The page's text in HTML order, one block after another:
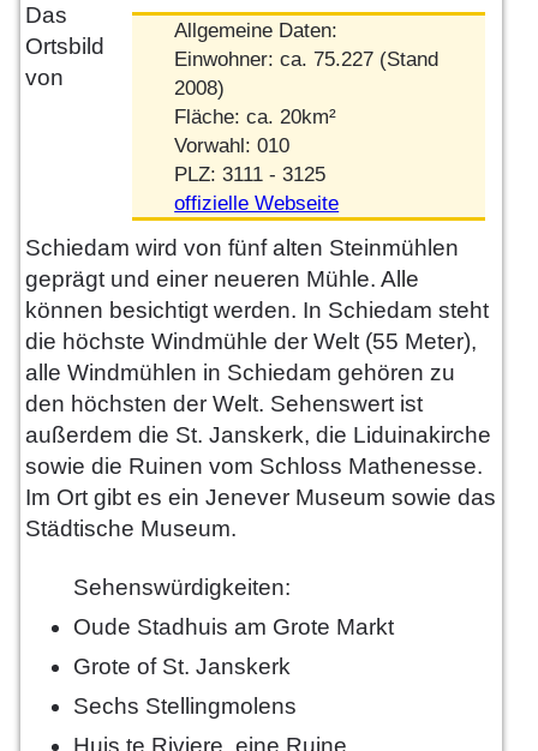
Allgemeine Daten:
Einwohner: ca. 75.227 (Stand
2008)
Fläche: ca. 20km²
Vorwahl: 010
PLZ: 3111 - 3125
offizielle Webseite
Das
Ortsbild
von
Schiedam wird von fünf alten Steinmühlen
geprägt und einer neueren Mühle. Alle
können besichtigt werden. In Schiedam steht
die höchste Windmühle der Welt (55 Meter),
alle Windmühlen in Schiedam gehören zu
den höchsten der Welt. Sehenswert ist
außerdem die St. Janskerk, die Liduinakirche
sowie die Ruinen vom Schloss Mathenesse.
Im Ort gibt es ein Jenever Museum sowie das
Städtische Museum.
Sehenswürdigkeiten:
Oude Stadhuis am Grote Markt
Grote of St. Janskerk
Sechs Stellingmolens
Huis te Riviere, eine Ruine